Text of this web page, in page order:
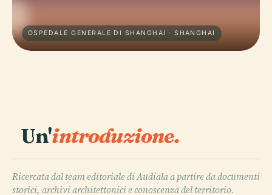
OSPEDALE GENERALE DI SHANGHAI · SHANGHAI
Un'introduzione.
Ricercata dal team editoriale di Audiala a partire da documenti
storici, archivi architettonici e conoscenza del territorio.